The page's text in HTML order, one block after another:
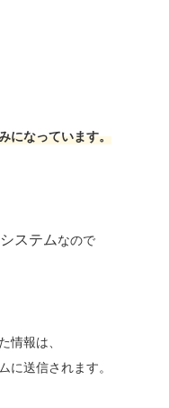
になっています。
ステムなので
情報は、
に送信されます。